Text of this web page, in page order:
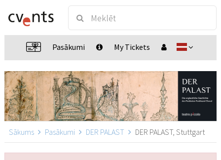
Pasākumi My Tickets
Sākums Pasākumi DER PALAST DER PALAST, Stuttgart